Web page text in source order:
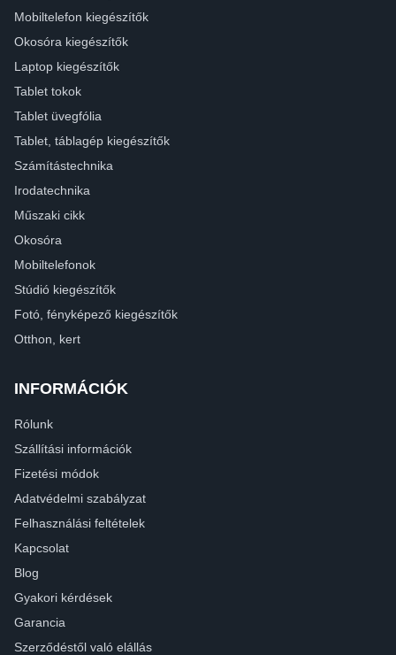
Mobiltelefon kiegészítők
Okosóra kiegészítők
Laptop kiegészítők
Tablet tokok
Tablet üvegfólia
Tablet, táblagép kiegészítők
Számítástechnika
Irodatechnika
Műszaki cikk
Okosóra
Mobiltelefonok
Stúdió kiegészítők
Fotó, fényképező kiegészítők
Otthon, kert
INFORMÁCIÓK
Rólunk
Szállítási információk
Fizetési módok
Adatvédelmi szabályzat
Felhasználási feltételek
Kapcsolat
Blog
Gyakori kérdések
Garancia
Szerződéstől való elállás